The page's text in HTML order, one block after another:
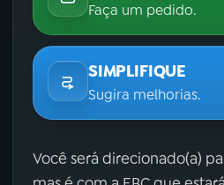
Faça um pedido.
SIMPLIFIQUE
Sugira melhorias.
Você será direcionado(a)